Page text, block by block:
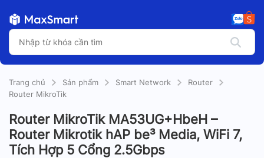
Trang chủ Sản phẩm Smart Network
Router
Router MikroTik
Router MikroTik MA53UG+HbeH –
Router Mikrotik hAP be³ Media, WiFi 7,
Tích Hợp 5 Cổng 2.5Gbps